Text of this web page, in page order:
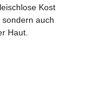
Kost
auch
Haut.